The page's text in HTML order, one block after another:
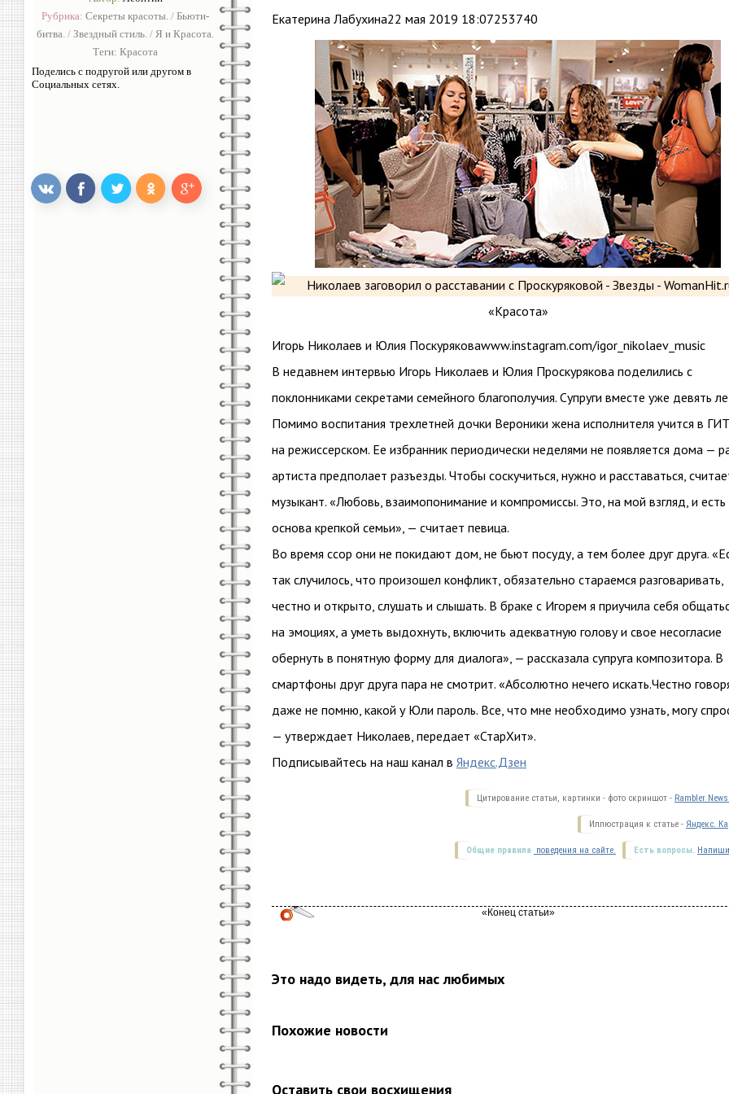
Рубрика: Секреты красоты. / Бьюти-
битва. / Звездный стиль. / Я и Красота.
Теги: Красота
Поделись с подругой или другом в
Социальных сетях.
Екатерина Лабухина22 мая 2019 18:07253740
Игорь Николаев и Юлия Поскуряковаwww.instagram.com/igor_nikolaev_music
В недавнем интервью Игорь Николаев и Юлия Проскурякова поделились с
поклонниками секретами семейного благополучия. Супруги вместе уже девять
Помимо воспитания трехлетней дочки Вероники жена исполнителя учится в
на режиссерском. Ее избранник периодически неделями не появляется дома —
артиста предполает разъезды. Чтобы соскучиться, нужно и расставаться,
музыкант. «Любовь, взаимопонимание и компромиссы. Это, на мой взгляд, и есть
основа крепкой семьи», — считает певица.
Во время ссор они не покидают дом, не бьют посуду, а тем более друг друга.
так случилось, что произошел конфликт, обязательно стараемся разговаривать,
честно и открыто, слушать и слышать. В браке с Игорем я приучила себя
на эмоциях, а уметь выдохнуть, включить адекватную голову и свое несогласие
обернуть в понятную форму для диалога», — рассказала супруга композитора. В
смартфоны друг друга пара не смотрит. «Абсолютно нечего искать.Честно
даже не помню, какой у Юли пароль. Все, что мне необходимо узнать, могу
— утверждает Николаев, передает «СтарХит».
Подписывайтесь на наш канал в Яндекс.Дзен
Цитирование статьи, картинки - фото скриншот - Rambler
Иллюстрация к статье - Яндекс.
Есть вопросы.
Общие правила поведения на сайте.
Это надо видеть, для нас любимых
Похожие новости
Оставить свои восхищения